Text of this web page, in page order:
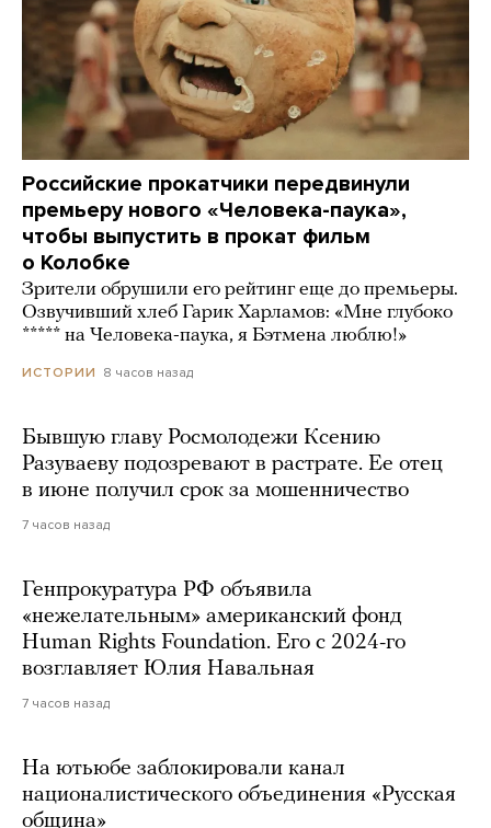
Российские прокатчики передвинули
премьеру нового «Человека-паука»,
чтобы выпустить в прокат фильм
о Колобке
Зрители обрушили его рейтинг еще до премьеры.
Озвучивший хлеб Гарик Харламов: «Мне глубоко
***** на Человека-паука, я Бэтмена люблю!»
ИСТОРИИ 8 часов назад
Бывшую главу Росмолодежи Ксению
Разуваеву подозревают в растрате. Ее отец
в июне получил срок за мошенничество
7 часов назад
Генпрокуратура РФ объявила
«нежелательным» американский фонд
Human Rights Foundation. Его с 2024-го
возглавляет Юлия Навальная
7 часов назад
На ютьюбе заблокировали канал
националистического объединения «Русская
община»